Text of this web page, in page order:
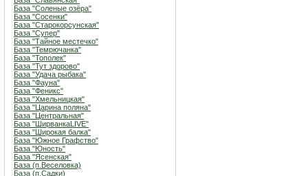
База "Соленые озёра"
База "Сосенки"
База "Старокорсунская"
База "Супер"
База "Тайное местечко"
База "Темрючанка"
База "Тополек"
База "Тут здорово"
База "Удача рыбака"
База "Фауна"
База "Феникс"
База "Хмельницкая"
База "Царина поляна"
База "Центральная"
База "ШирванкаLIVE"
База "Широкая балка"
База "Южное Графство"
База "Юность"
База "Ясенская"
База (п.Веселовка)
База (п.Садки)